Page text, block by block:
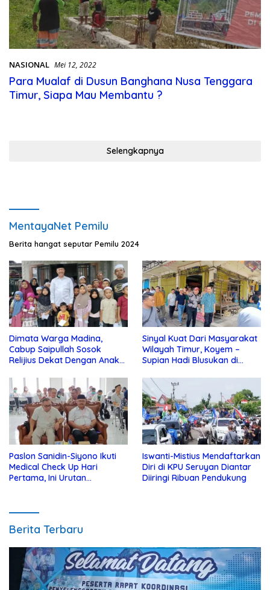
NASIONAL Mei 12, 2022
Para Mualaf di Dusun Banghana Nusa Tenggara
Timur, Siapa Mau Membantu ?
Selengkapnya
MentayaNet Pemilu
Berita hangat seputar Pemilu 2024
Dimata Warga Madina,
Cabup Saipullah Sosok
Relijius Dekat Dengan Anak
Sinyal Kuat Dari Masyarakat
Wilayah Timur, Koyem –
Supian Hadi Blusukan di
Paslon Sanidin-Siyono Ikuti
Medical Check Up Hari
Pertama, Ini Urutan
Iswanti-Mistius Mendaftarkan
Diri di KPU Seruyan Diantar
Diiringi Ribuan Pendukung
Berita Terbaru